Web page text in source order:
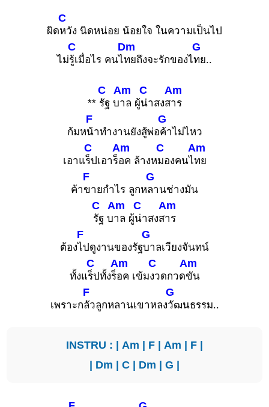
ผิด
C
หวัง นิดหน่อย น้อยใจ ในความเป็นไป
ไม่
C
รู้เมื่อไร คนไ
Dm
ทยถึงจะรักของไ
G
ทย..
**
C
รัฐ บ
Am
าล ผู้
C
น่าสงส
Am
าร
ก้มห
F
น้าทำงานยังสู้พ่อ
G
ค้าไม่ไหว
เอาแ
C
ร็ปเอาร็
Am
อค ล้างห
C
มองคนไ
Am
ทย
ค้า
F
ขายกำไร ลูกห
G
ลานช่างมัน
C
รัฐ บ
Am
าล ผู้
C
น่าสงส
Am
าร
ต้อง
F
ไปดูงานของรัฐ
G
บาลเวียงจันทน์
ทั้งแ
C
ร็ปทั้งร็
Am
อค เข้ม
C
งวดกวด
Am
ขัน
เพราะก
F
ลัวลูกหลานเขาหลง
G
วัฒนธรรม..
INSTRU : | Am | F | Am | F |
| Dm | C | Dm | G |